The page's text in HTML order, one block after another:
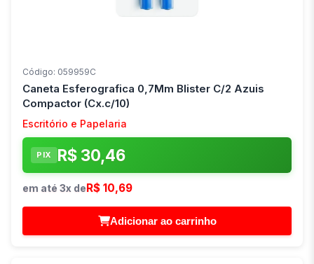
Código: 059959C
Caneta Esferografica 0,7Mm Blister C/2 Azuis
Compactor (Cx.c/10)
Escritório e Papelaria
PIX R$ 30,46
em até 3x de R$ 10,69
Adicionar ao carrinho